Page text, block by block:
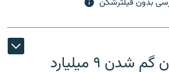
بدون فیلترشکن
بانک مرکزی ایران گم شدن ۹ میلیارد